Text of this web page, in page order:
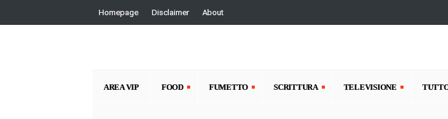
Homepage Disclaimer About
AREA VIP FOOD FUMETTO SCRITTURA TELEVISIONE